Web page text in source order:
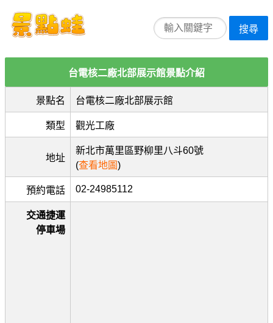
搜尋
台電核二廠北部展示館景點介紹
景點名 台電核二廠北部展示館
類型 觀光工廠
地址
新北市萬里區野柳里八斗60號
(查看地圖)
預約電話 02-24985112
交通捷運
停車場